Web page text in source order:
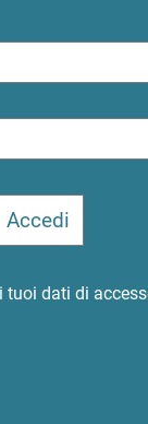
tuoi dati di